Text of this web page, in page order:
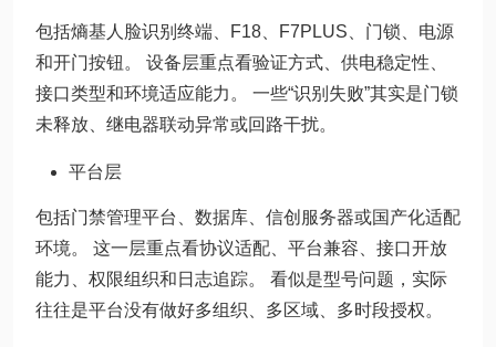
包括熵基人脸识别终端、F18、F7PLUS、门锁、电源
和开门按钮。 设备层重点看验证方式、供电稳定性、
接口类型和环境适应能力。 一些“识别失败”其实是门锁
未释放、继电器联动异常或回路干扰。
平台层
包括门禁管理平台、数据库、信创服务器或国产化适配
环境。 这一层重点看协议适配、平台兼容、接口开放
能力、权限组织和日志追踪。 看似是型号问题，实际
往往是平台没有做好多组织、多区域、多时段授权。